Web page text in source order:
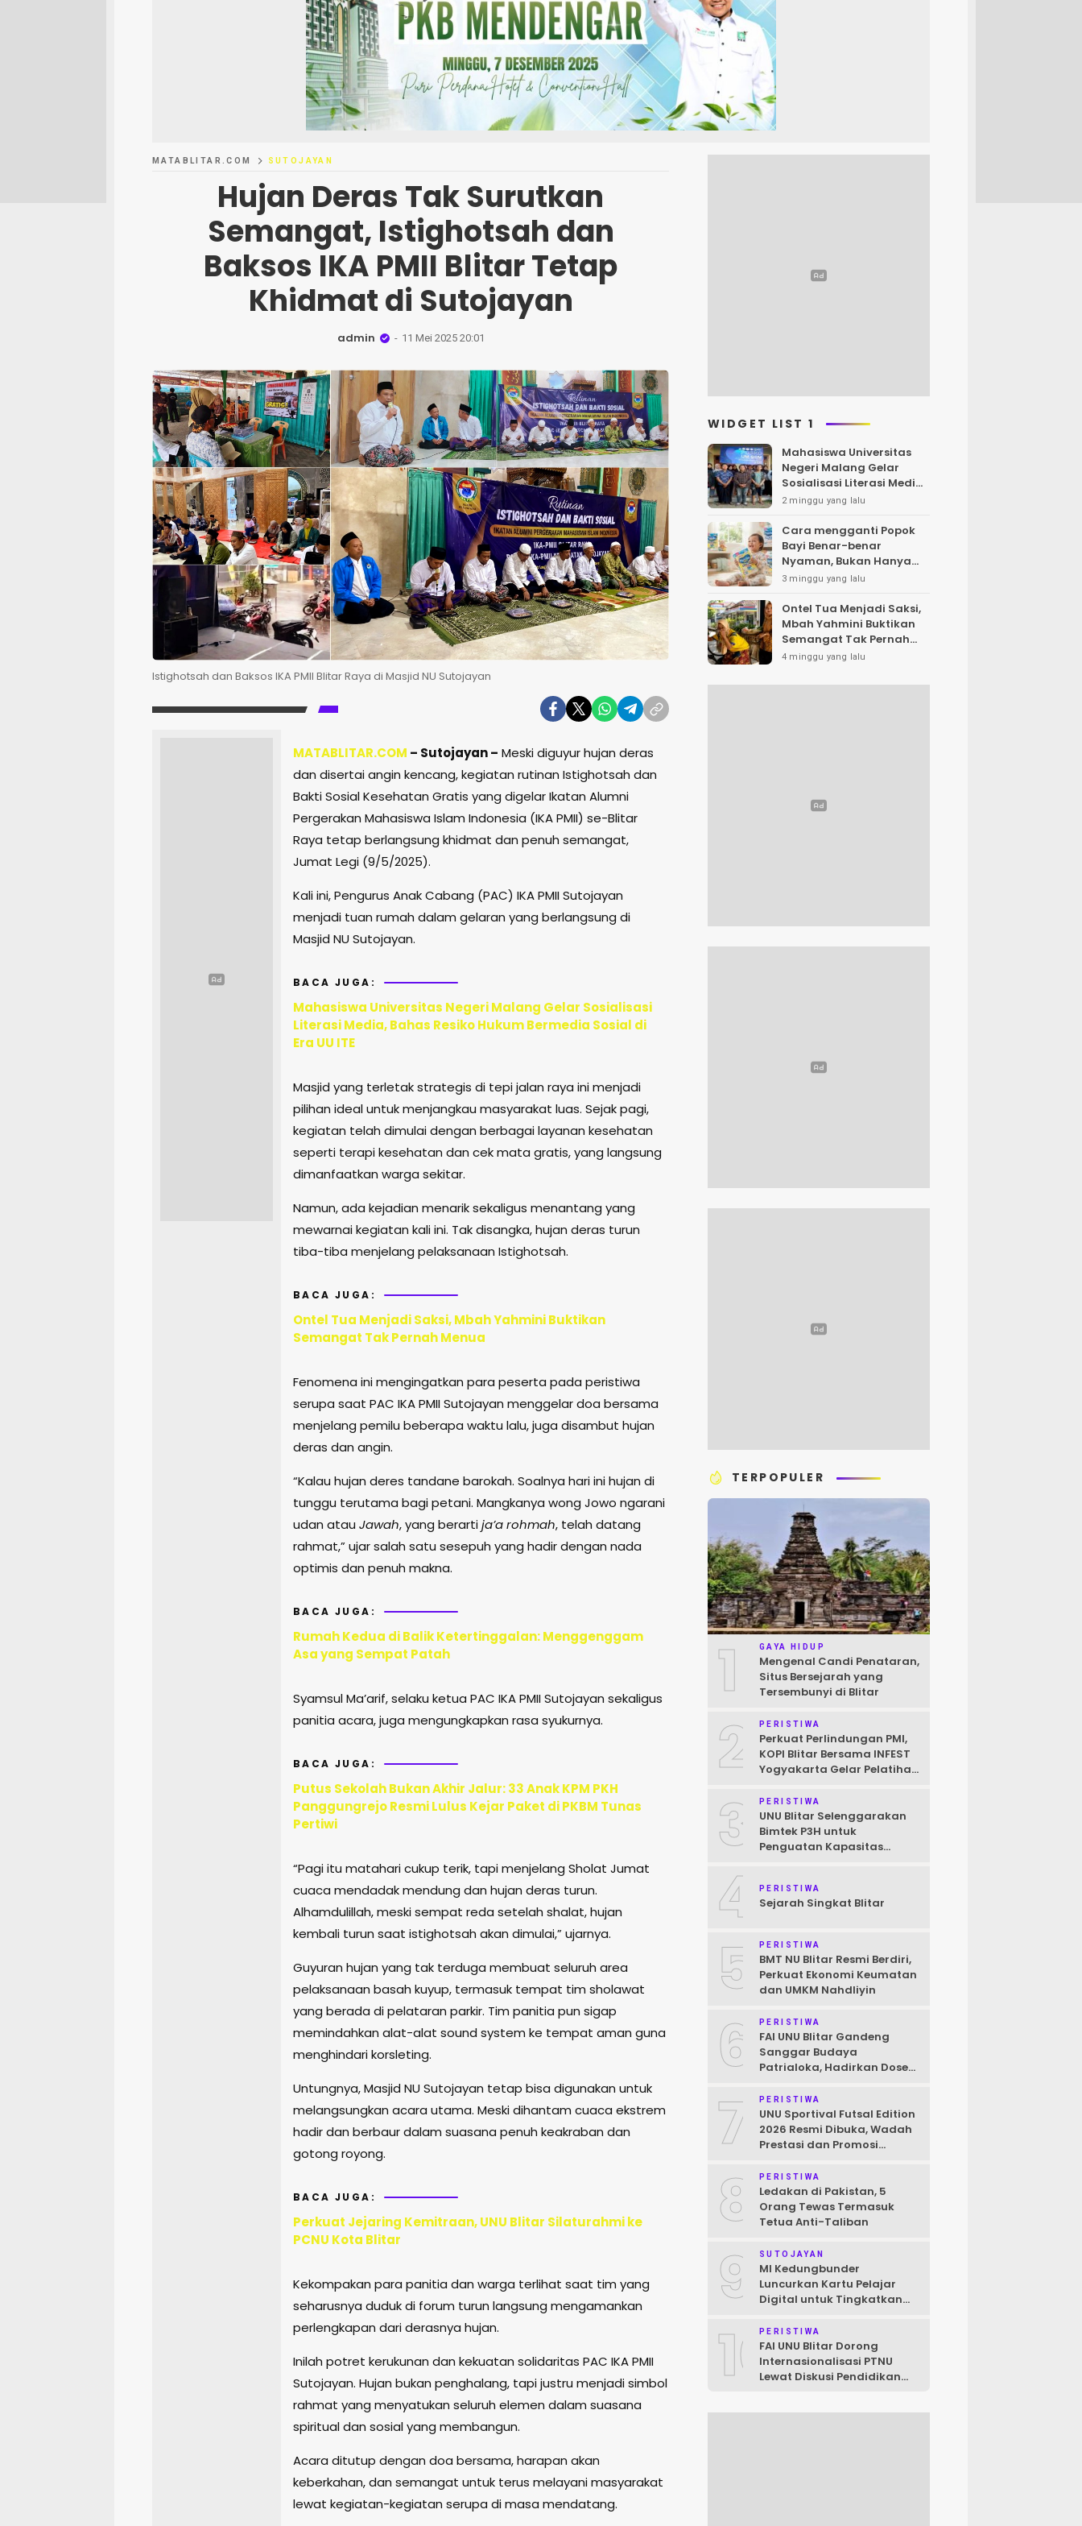
MATABLITAR.COM SUTOJAYAN
Hujan Deras Tak Surutkan
Semangat, Istighotsah dan
Baksos IKA PMII Blitar Tetap
Khidmat di Sutojayan
admin 11 Mei 2025 20:01
Istighotsah dan Baksos IKA PMII Blitar Raya di Masjid NU Sutojayan
MATABLITAR.COM – Sutojayan – Meski diguyur hujan deras
dan disertai angin kencang, kegiatan rutinan Istighotsah dan
Bakti Sosial Kesehatan Gratis yang digelar Ikatan Alumni
Pergerakan Mahasiswa Islam Indonesia (IKA PMII) se-Blitar
Raya tetap berlangsung khidmat dan penuh semangat,
Jumat Legi (9/5/2025).
Kali ini, Pengurus Anak Cabang (PAC) IKA PMII Sutojayan
menjadi tuan rumah dalam gelaran yang berlangsung di
Masjid NU Sutojayan.
BACA JUGA:
Mahasiswa Universitas Negeri Malang Gelar Sosialisasi
Literasi Media, Bahas Resiko Hukum Bermedia Sosial di
Era UU ITE
Masjid yang terletak strategis di tepi jalan raya ini menjadi
pilihan ideal untuk menjangkau masyarakat luas. Sejak pagi,
kegiatan telah dimulai dengan berbagai layanan kesehatan
seperti terapi kesehatan dan cek mata gratis, yang langsung
dimanfaatkan warga sekitar.
Namun, ada kejadian menarik sekaligus menantang yang
mewarnai kegiatan kali ini. Tak disangka, hujan deras turun
tiba-tiba menjelang pelaksanaan Istighotsah.
BACA JUGA:
Ontel Tua Menjadi Saksi, Mbah Yahmini Buktikan
Semangat Tak Pernah Menua
Fenomena ini mengingatkan para peserta pada peristiwa
serupa saat PAC IKA PMII Sutojayan menggelar doa bersama
menjelang pemilu beberapa waktu lalu, juga disambut hujan
deras dan angin.
“Kalau hujan deres tandane barokah. Soalnya hari ini hujan di
tunggu terutama bagi petani. Mangkanya wong Jowo ngarani
udan atau Jawah, yang berartija’a rohmah, telah datang
rahmat,” ujar salah satu sesepuh yang hadir dengan nada
optimis dan penuh makna.
BACA JUGA:
Rumah Kedua di Balik Ketertinggalan: Menggenggam
Asa yang Sempat Patah
Syamsul Ma’arif, selaku ketua PAC IKA PMII Sutojayan sekaligus
panitia acara, juga mengungkapkan rasa syukurnya.
BACA JUGA:
Putus Sekolah Bukan Akhir Jalur: 33 Anak KPM PKH
Panggungrejo Resmi Lulus Kejar Paket di PKBM Tunas
Pertiwi
“Pagi itu matahari cukup terik, tapi menjelang Sholat Jumat
cuaca mendadak mendung dan hujan deras turun.
Alhamdulillah, meski sempat reda setelah shalat, hujan
kembali turun saat istighotsah akan dimulai,” ujarnya.
Guyuran hujan yang tak terduga membuat seluruh area
pelaksanaan basah kuyup, termasuk tempat tim sholawat
yang berada di pelataran parkir. Tim panitia pun sigap
memindahkan alat-alat sound system ke tempat aman guna
menghindari korsleting.
Untungnya, Masjid NU Sutojayan tetap bisa digunakan untuk
melangsungkan acara utama. Meski dihantam cuaca ekstrem
hadir dan berbaur dalam suasana penuh keakraban dan
gotong royong.
BACA JUGA:
Perkuat Jejaring Kemitraan, UNU Blitar Silaturahmi ke
PCNU Kota Blitar
Kekompakan para panitia dan warga terlihat saat tim yang
seharusnya duduk di forum turun langsung mengamankan
perlengkapan dari derasnya hujan.
Inilah potret kerukunan dan kekuatan solidaritas PAC IKA PMII
Sutojayan. Hujan bukan penghalang, tapi justru menjadi simbol
rahmat yang menyatukan seluruh elemen dalam suasana
spiritual dan sosial yang membangun.
Acara ditutup dengan doa bersama, harapan akan
keberkahan, dan semangat untuk terus melayani masyarakat
lewat kegiatan-kegiatan serupa di masa mendatang.
WIDGET LIST 1
Mahasiswa Universitas
Negeri Malang Gelar
Sosialisasi Literasi Media,
Bahas Resiko Hukum
ITE
2 minggu yang lalu
Cara mengganti Popok
Bayi Benar-benar
Nyaman, Bukan Hanya
Klaim di Kemasan
3 minggu yang lalu
Ontel Tua Menjadi Saksi,
Mbah Yahmini Buktikan
Semangat Tak Pernah
Menua
4 minggu yang lalu
TERPOPULER
1 GAYA HIDUP
Mengenal Candi Penataran,
Situs Bersejarah yang
Tersembunyi di Blitar
2 PERISTIWA
Perkuat Perlindungan PMI,
KOPI Blitar Bersama INFEST
Yogyakarta Gelar Pelatihan
3 PERISTIWA
UNU Blitar Selenggarakan
Bimtek P3H untuk
Penguatan Kapasitas
4 PERISTIWA
Sejarah Singkat Blitar
5 PERISTIWA
BMT NU Blitar Resmi Berdiri,
Perkuat Ekonomi Keumatan
dan UMKM Nahdliyin
6 PERISTIWA
FAI UNU Blitar Gandeng
Sanggar Budaya
Patrialoka, Hadirkan Dosen
Mahasiswa
7 PERISTIWA
UNU Sportival Futsal Edition
2026 Resmi Dibuka, Wadah
Prestasi dan Promosi
Raya
8 PERISTIWA
Ledakan di Pakistan, 5
Orang Tewas Termasuk
Tetua Anti-Taliban
9 SUTOJAYAN
MI Kedungbunder
Luncurkan Kartu Pelajar
Digital untuk Tingkatkan
Siswa
10PERISTIWA
FAI UNU Blitar Dorong
Internasionalisasi PTNU
Lewat Diskusi Pendidikan